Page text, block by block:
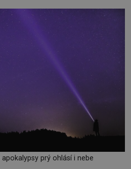
prý ohlásí i nebe